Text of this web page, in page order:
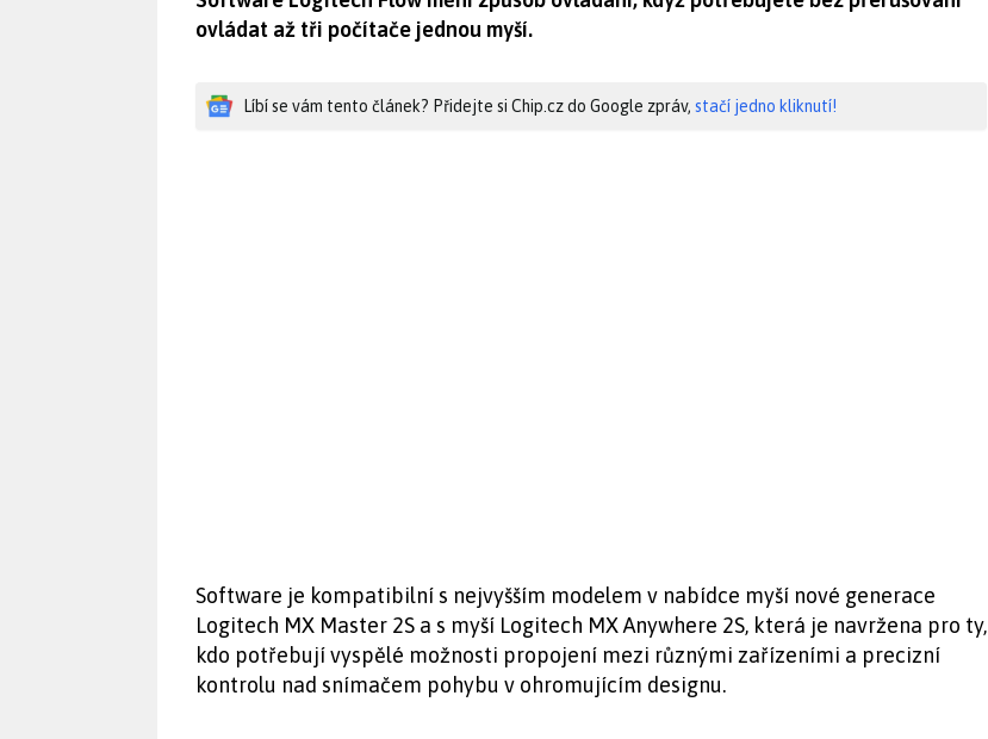
ovládat až tři počítače jednou myší.
Líbí se vám tento článek? Přidejte si Chip.cz do Google zpráv, stačí jedno kliknutí!
Software je kompatibilní s nejvyšším modelem v nabídce myší nové generace
Logitech MX Master 2S a s myší Logitech MX Anywhere 2S, která je navržena pro ty,
kdo potřebují vyspělé možnosti propojení mezi různými zařízeními a precizní
kontrolu nad snímačem pohybu v ohromujícím designu.